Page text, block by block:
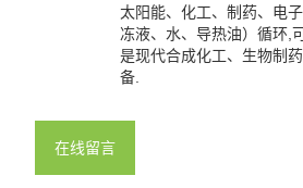
太阳能、化工、制药、电
冻液、水、导热油）循环,
是现代合成化工、生物制
备.
在线留言